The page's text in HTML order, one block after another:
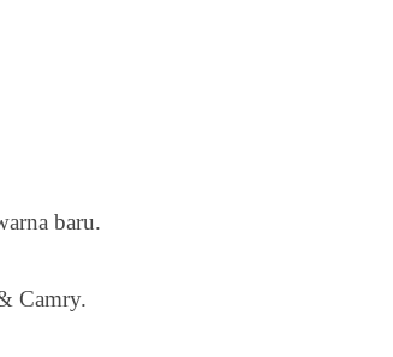
baru.
Camry.